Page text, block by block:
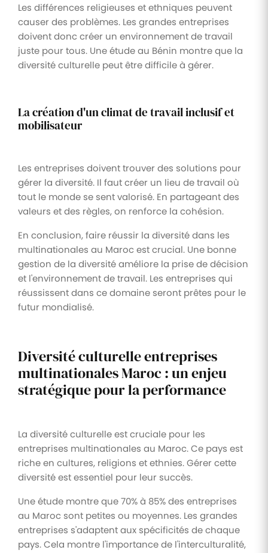
Les différences religieuses et ethniques peuvent
causer des problèmes. Les grandes entreprises
doivent donc créer un environnement de travail
juste pour tous. Une étude au Bénin montre que la
diversité culturelle peut être difficile à gérer.
La création d'un climat de travail inclusif et
mobilisateur
Les entreprises doivent trouver des solutions pour
gérer la diversité. Il faut créer un lieu de travail où
tout le monde se sent valorisé. En partageant des
valeurs et des règles, on renforce la cohésion.
En conclusion, faire réussir la diversité dans les
multinationales au Maroc est crucial. Une bonne
gestion de la diversité améliore la prise de décision
et l'environnement de travail. Les entreprises qui
réussissent dans ce domaine seront prêtes pour le
futur mondialisé.
Diversité culturelle entreprises
multinationales Maroc : un enjeu
stratégique pour la performance
La diversité culturelle est cruciale pour les
entreprises multinationales au Maroc. Ce pays est
riche en cultures, religions et ethnies. Gérer cette
diversité est essentiel pour leur succès.
Une étude montre que 70% à 85% des entreprises
au Maroc sont petites ou moyennes. Les grandes
entreprises s'adaptent aux spécificités de chaque
pays. Cela montre l'importance de l'interculturalité,